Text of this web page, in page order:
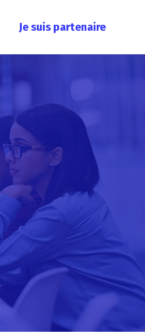
Je suis partenaire